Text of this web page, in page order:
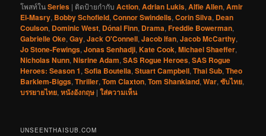
โพสท์ในSeries | ติดป้ายกำกับ Action,Adrian Lukis,Alfie Allen,Amir
El-Masry, Bobby Schofield,Connor Swindells,Corin Silva, Dean
Coulson, Dominic West, Dónal Finn, Drama,Freddie Bowerman,
Gabrielle Oke,Gay,Jack O'Connell,Jacob Ifan,Jacob McCarthy,
Jo Stone-Fewings,Jonas Senhadji,Kate Cook,Michael Shaeffer,
Nicholas Nunn,Nisrine Adam,SAS Rogue Heroes,SAS Rogue
Heroes: Season 1,Sofia Boutella,Stuart Campbell,Thai Sub,Theo
Barklem-Biggs,Thriller,Tom Claxton,Tom Shankland,War,ซับไทย,
บรรยายไทย,หนังอังกฤษ |ใส่ความเห็น
UNSEENTHAISUB.COM